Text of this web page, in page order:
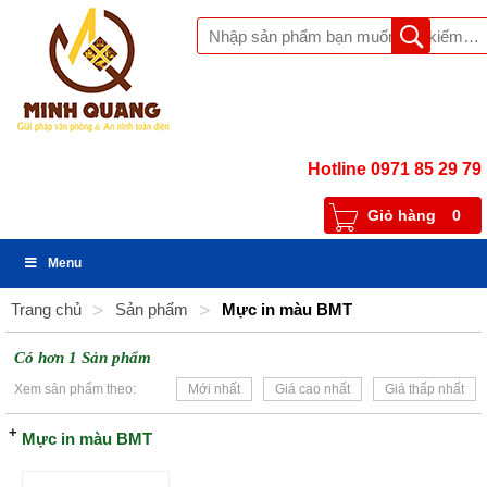
Hotline 0971 85 29 79
Giỏ hàng 0
Menu
Trang chủ > Sản phẩm > Mực in màu BMT
Có hơn 1 Sản phẩm
Xem sản phẩm theo: Mới nhất Giá cao nhất Giá thấp nhất
Mực in màu BMT